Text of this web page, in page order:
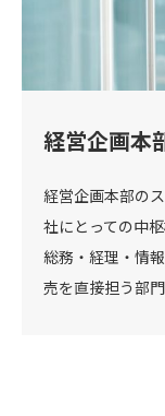
経営企画本
経営企画本部の
社にとっての中枢
総務・経理・情
売を直接担う部